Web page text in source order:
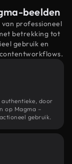
beelden
van professioneel
betrekking tot
gebruik en
door
op Magma –
gebruik.